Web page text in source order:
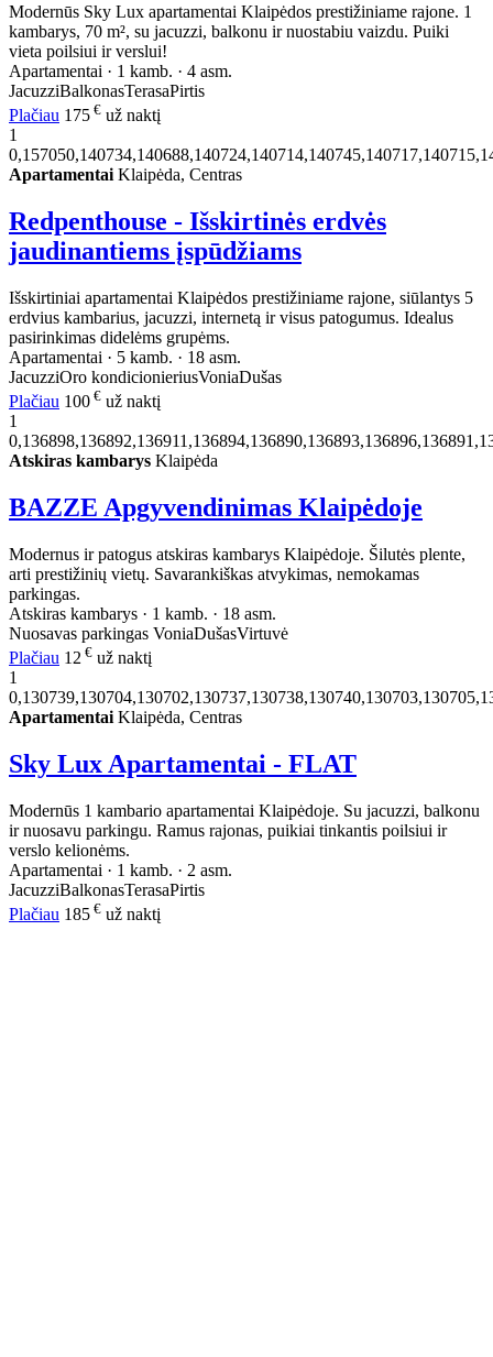
Modernūs Sky Lux apartamentai Klaipėdos prestižiniame rajone. 1
kambarys, 70 m², su jacuzzi, balkonu ir nuostabiu vaizdu. Puiki
vieta poilsiui ir verslui!
Apartamentai · 1 kamb. · 4 asm.
JacuzziBalkonasTerasaPirtis
Plačiau 175 € už naktį
1
Apartamentai Klaipėda, Centras
Redpenthouse - Išskirtinės erdvės
jaudinantiems įspūdžiams
Išskirtiniai apartamentai Klaipėdos prestižiniame rajone, siūlantys 5
erdvius kambarius, jacuzzi, internetą ir visus patogumus. Idealus
pasirinkimas didelėms grupėms.
Apartamentai · 5 kamb. · 18 asm.
JacuzziOro kondicionieriusVoniaDušas
Plačiau 100 € už naktį
1
Atskiras kambarys Klaipėda
BAZZE Apgyvendinimas Klaipėdoje
Modernus ir patogus atskiras kambarys Klaipėdoje. Šilutės plente,
arti prestižinių vietų. Savarankiškas atvykimas, nemokamas
parkingas.
Atskiras kambarys · 1 kamb. · 18 asm.
Nuosavas parkingas VoniaDušasVirtuvė
Plačiau 12 € už naktį
1
Apartamentai Klaipėda, Centras
Sky Lux Apartamentai - FLAT
Modernūs 1 kambario apartamentai Klaipėdoje. Su jacuzzi, balkonu
ir nuosavu parkingu. Ramus rajonas, puikiai tinkantis poilsiui ir
verslo kelionėms.
Apartamentai · 1 kamb. · 2 asm.
JacuzziBalkonasTerasaPirtis
Plačiau 185 € už naktį